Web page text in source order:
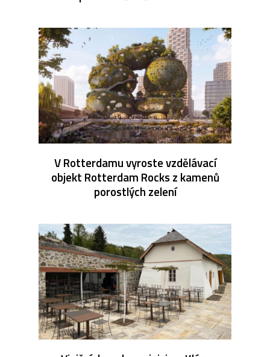
V Rotterdamu vyroste vzdělávací
objekt Rotterdam Rocks z kamenů
porostlých zelení